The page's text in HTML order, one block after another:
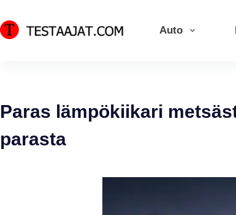
to
Auto
Paras lämpökiikari
parasta